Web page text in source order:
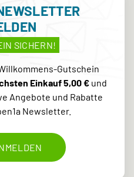
SICHERN!
Gutschein
Einkauf 5,00 €und
Angebote und Rabatte
Newsletter.